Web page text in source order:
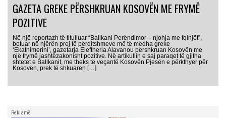
GAZETA GREKE PËRSHKRUAN KOSOVËN ME FRYMË
POZITIVE
Në një reportazh të titulluar “Ballkani Perëndimor – njohja me fqinjët”,
botuar në njërën prej të përditshmeve më të mëdha greke
‘Ekathimerini’, gazetarja Eleftheria Alavanou përshkruan Kosovën me
një frymë jashtëzakonisht pozitive. Në artikullin e saj paraqet të gjitha
shtetet e Ballkanit, me theks të veçantë Kosovën Pjesën e përkthyer për
Kosovën, prek të shkuaren […]
Reklamë